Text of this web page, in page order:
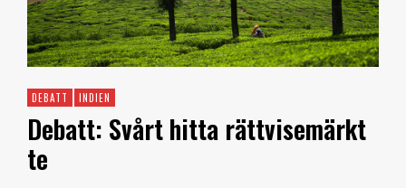
DEBATT INDIEN
Debatt: Svårt hitta rättvisemärkt
te